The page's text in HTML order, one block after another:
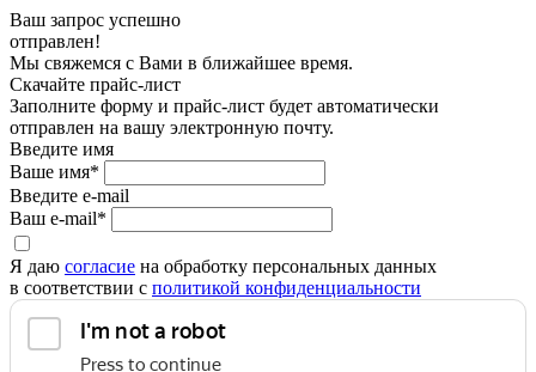
Ваш запрос успешно
отправлен!
Мы свяжемся с Вами в ближайшее время.
Скачайте прайс-лист
Заполните форму и прайс-лист будет автоматически
отправлен на вашу электронную почту.
Введите имя
Ваше имя*
Введите e-mail
Ваш e-mail*
Я даю согласие на обработку персональных данных
в соответствии с политикой конфиденциальности